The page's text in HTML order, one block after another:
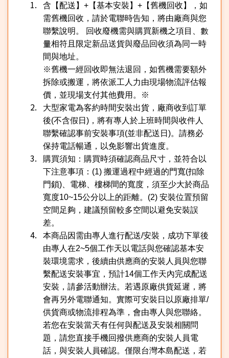
含【配送】 + 【基本安裝】 + 【舊機回收】，如
需舊機回收，請於電聯時告知，將由廠商與您
聯繫說明。
回收廢機需與購買新機之項目、數
量相符且限定新品送貨與廢品回收須為同一時
間與地址。
※舊機一經回收即無法退回，如舊機需要額外
拆除或搬運，將依派工人力由現場物流評估報
價，並現場支付其他費用。
※
大型家電為客約時間安裝出貨，廠商收到訂單
後(不含假日 ) ，將有專人於上班時間與收件人
聯繫確認事前安裝事項(並非配送日 )。請務必
保持電話暢通，以免影響出貨進度。
購買須知：購買時須確認商品尺寸，並符合以
下注意事項： (1) 搬運過程中經過的門寬(扣除
門鎖) 、電梯、樓梯間的寬度，須至少大於商品
寬度10~15公分以上的距離。 (2) 安裝位置預留
空間足夠，建議預留較多空間以避免安裝誤
差。
本商品因需由專人進行配送/安裝，成功下單後
由專人在2~5個工作天以電話與您確認基本安
裝環境需求，後續由供應商的安裝人員與您聯
繫配送安裝事宜，預計14個工作天內完成配送
安裝，請參活動辦法。若遇原廠供貨延遲，將
會再另外電聯通知。實際可安裝日以原廠排單/
供貨商或物流排程為準，會由專人與您聯絡。
若您在安裝當天有任何與配送及安裝相關問
題，請您直接手機回撥供應商的安裝人員電
話，與安裝人員確認。僅限台灣本島配送，若